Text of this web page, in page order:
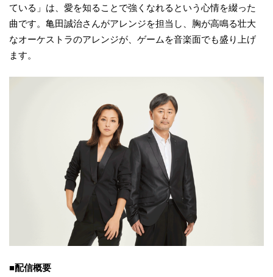
ている」は、愛を知ることで強くなれるという心情を綴った
曲です。亀田誠治さんがアレンジを担当し、胸が高鳴る壮大
なオーケストラのアレンジが、ゲームを音楽面でも盛り上げ
ます。
■配信概要